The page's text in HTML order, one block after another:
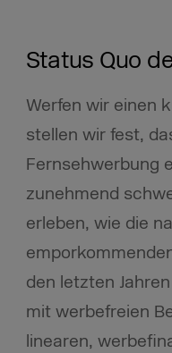
Status Quo
Werfen wir einen
stellen wir fest,
Fernsehwerbung
zunehmend
erleben, wie die
den letzten
mit werbefreien
linearen,